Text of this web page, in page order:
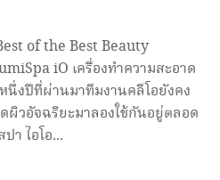
of the Best Beauty
iO เครื่องทำความสะอาด
นึ่งปีที่ผ่านมาทีมงานคลีโอยังคง
ผิวอัจฉริยะมาลองใช้กันอยู่ตลอด
า ไอโอ...